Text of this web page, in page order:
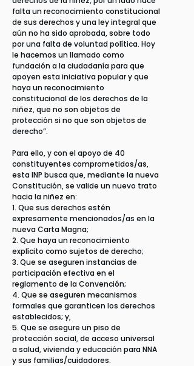
falta un reconocimiento constitucional
de sus derechos y una ley integral que
aún no ha sido aprobada, sobre todo
por una falta de voluntad política. Hoy
le hacemos un llamado como
fundación a la ciudadanía para que
apoyen esta iniciativa popular y que
haya un reconocimiento
constitucional de los derechos de la
niñez, que no son objetos de
protección si no que son objetos de
derecho”.
Para ello, y con el apoyo de 40
constituyentes comprometidos/as,
esta INP busca que, mediante la nueva
Constitución, se valide un nuevo trato
hacia la niñez en:
1. Que sus derechos estén
expresamente mencionados/as en la
nueva Carta Magna;
2. Que haya un reconocimiento
explícito como sujetos de derecho;
3. Que se aseguren instancias de
participación efectiva en el
reglamento de la Convención;
4. Que se aseguren mecanismos
formales que garanticen los derechos
establecidos; y,
5. Que se asegure un piso de
protección social, de acceso universal
a salud, vivienda y educación para NNA
y sus familias/cuidadores.